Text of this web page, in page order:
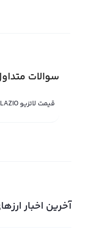
در صرافی‌های
در قسمت نمودار
سوالات
قیمت لاتزیو LAZIO چه قدر است و از کجا می‌توانم مشاهده کنم؟
آخرین اخبار